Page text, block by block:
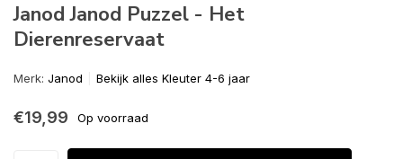
Janod Janod Puzzel - Het
Dierenreservaat
Merk: Janod Bekijk alles Kleuter 4-6 jaar
€19,99 Op voorraad